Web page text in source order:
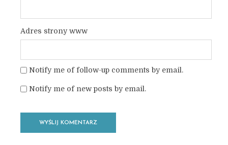
Adres strony www
Notify me of follow-up comments by email.
Notify me of new posts by email.